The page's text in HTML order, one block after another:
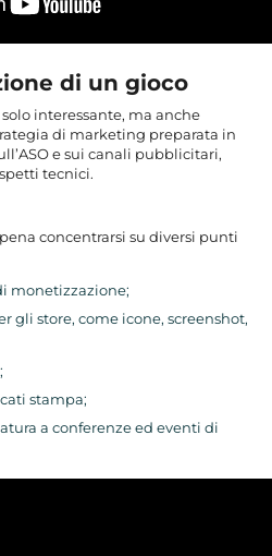
di un gioco
interessante, ma anche
di marketing preparata in
e sui canali pubblicitari,
tecnici.
concentrarsi su diversi punti
monetizzazione;
gli store, come icone, screenshot,
stampa;
a conferenze ed eventi di